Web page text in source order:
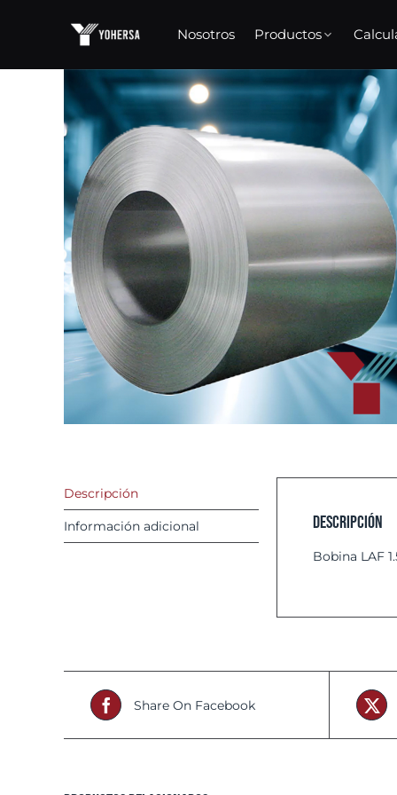
Descripción
Información adicional Descripción
Bobina LAF
Share On Facebook
Nosotros Productos